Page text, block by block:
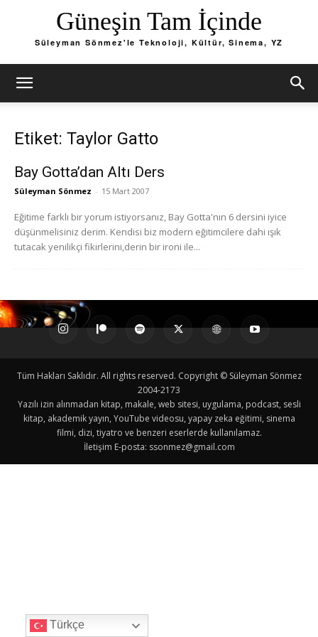
Güneşin Tam İçinde
Süleyman Sönmez'le Teknoloji, Kültür, Sinema, YZ
Etiket: Taylor Gatto
Bay Gotta’dan Altı Ders
Süleyman Sönmez - 15 Mart 2007
Eğitime farklı bir yorum istiyorsanız, Bay Gotta'nın 6 dersini iyice
düşünmelisiniz derim. Kendisi biz modern eğitimcilere dahi ışık
tutacak yenilikçi fikirlerini,derin bir ironi ile...
Tüm Hakları Saklıdır. All rights reserved. Copyright © Süleyman Sönmez
2004-2173
Yazılı izin alınmadan kitap, makale, web sitesi, uygulama, podcast, sesli
kitap, akademik yayın, YouTube videosu, yapay zeka eğitimi, sinema
filmi, dizi, tiyatro ve benzeri eserlerde kullanılamaz.
İletişim E-posta: ssonmez@gmail.com
Türkçe